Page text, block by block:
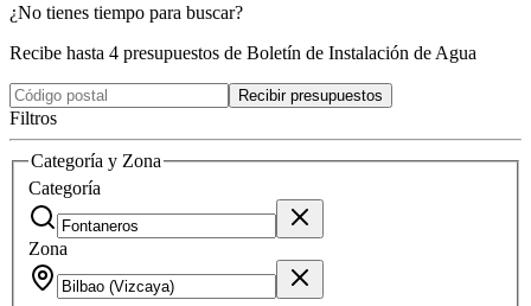
¿No tienes tiempo para buscar?
Recibe hasta 4 presupuestos de Boletín de Instalación de Agua
Recibir presupuestos
Filtros
Categoría y Zona
Categoría
Zona